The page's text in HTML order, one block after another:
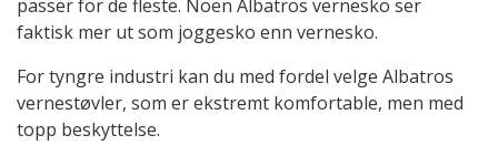
passer for de fleste. Noen Albatros vernesko ser
faktisk mer ut som joggesko enn vernesko.
For tyngre industri kan du med fordel velge Albatros
vernestøvler, som er ekstremt komfortable, men med
topp beskyttelse.